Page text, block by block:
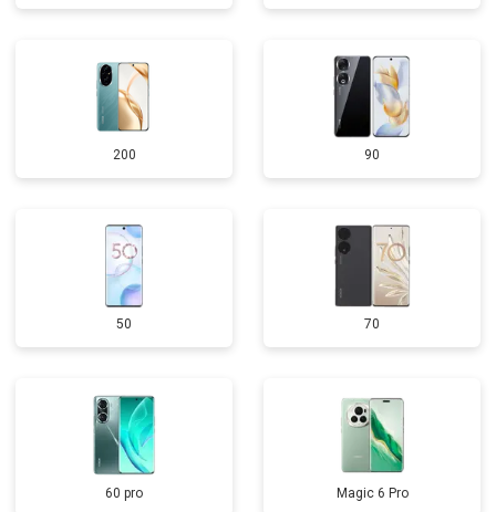
200 90
50 70
60 pro Magic 6 Pro